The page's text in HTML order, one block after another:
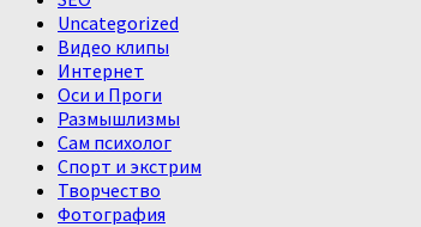
Uncategorized
Видео клипы
Интернет
Оси и Проги
Размышлизмы
Сам психолог
Спорт и экстрим
Творчество
Фотография